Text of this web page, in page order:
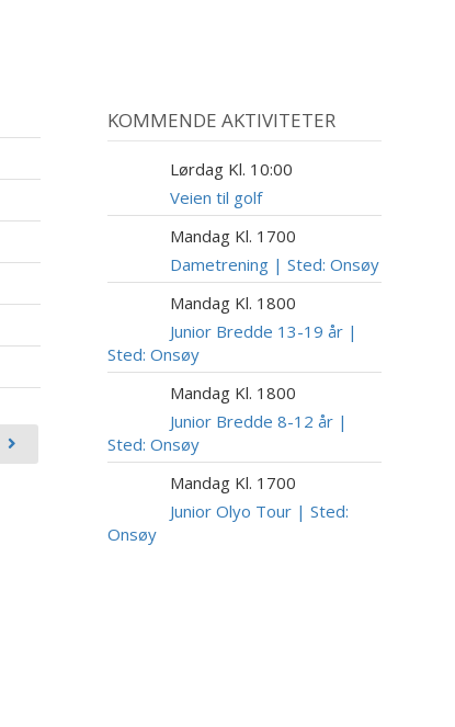
KOMMENDE AKTIVITETER
Lørdag Kl. 10:00
Veien til golf
Mandag Kl. 1700
Dametrening | Sted: Onsøy
Mandag Kl. 1800
Junior Bredde 13-19 år |
Sted: Onsøy
Mandag Kl. 1800
Junior Bredde 8-12 år |
Sted: Onsøy
Mandag Kl. 1700
Junior Olyo Tour | Sted:
Onsøy